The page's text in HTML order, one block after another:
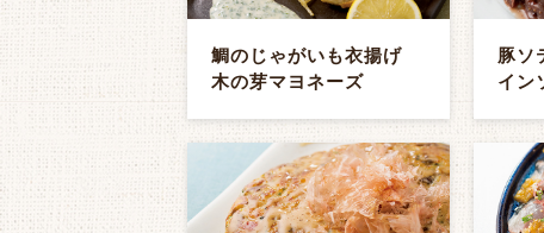
鯛のじゃがいも衣揚げ
木の芽マヨネーズ
豚ソ
イン